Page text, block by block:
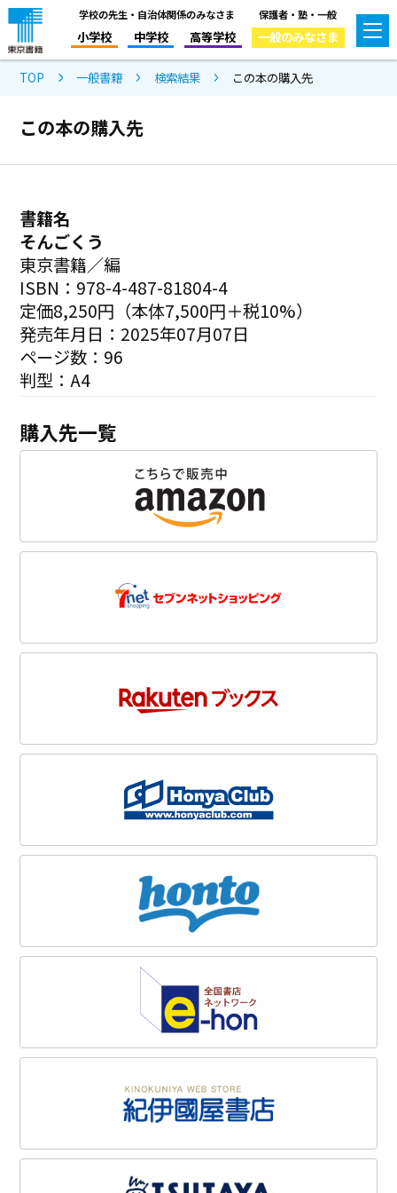
学校の先生・自治体関係のみなさま
小学校 中学校 高等学校
保護者・塾・一般
一般のみなさま
TOP 一般書籍 検索結果 この本の購入先
この本の購入先
書籍名
そんごくう
東京書籍／編
ISBN：978-4-487-81804-4
定価8,250円（本体7,500円＋税10%）
発売年月日：2025年07月07日
ページ数：96
判型：A4
購入先一覧